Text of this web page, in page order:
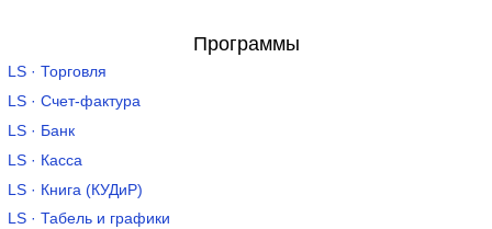
Программы
LS · Торговля
LS · Счет-фактура
LS · Банк
LS · Касса
LS · Книга (КУДиР)
LS · Табель и графики